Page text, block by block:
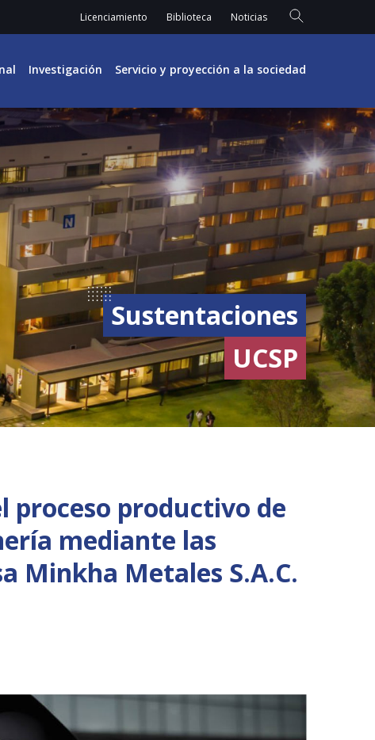
Licenciamiento Biblioteca Noticias
Investigación Servicio y proyección a la sociedad
Sustentaciones
UCSP
proceso productivo de
mediante las
Minkha Metales S.A.C.